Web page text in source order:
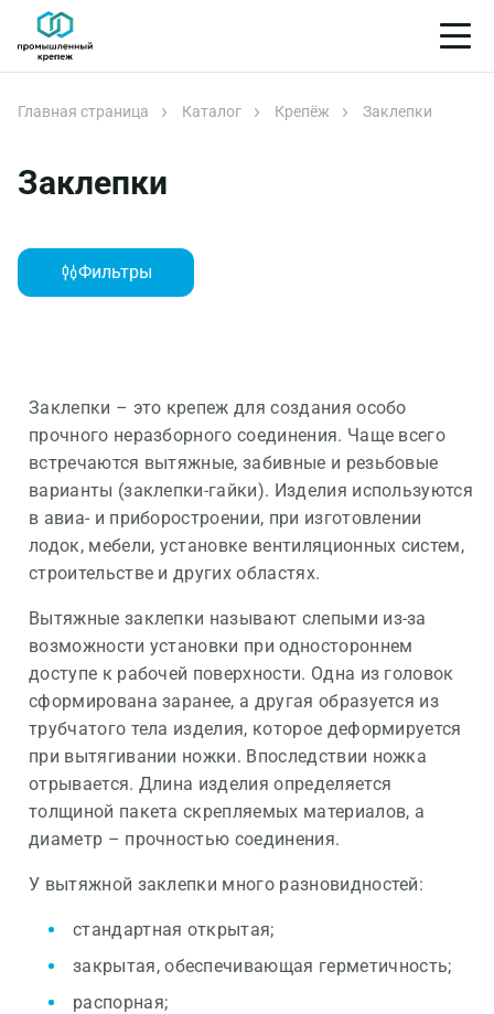
Главная страница Каталог Крепёж Заклепки
Заклепки
Фильтры
Заклепки – это крепеж для создания особо
прочного неразборного соединения. Чаще всего
встречаются вытяжные, забивные и резьбовые
варианты (заклепки-гайки). Изделия используются
в авиа- и приборостроении, при изготовлении
лодок, мебели, установке вентиляционных систем,
строительстве и других областях.
Вытяжные заклепки называют слепыми из-за
возможности установки при одностороннем
доступе к рабочей поверхности. Одна из головок
сформирована заранее, а другая образуется из
трубчатого тела изделия, которое деформируется
при вытягивании ножки. Впоследствии ножка
отрывается. Длина изделия определяется
толщиной пакета скрепляемых материалов, а
диаметр – прочностью соединения.
У вытяжной заклепки много разновидностей:
стандартная открытая;
закрытая, обеспечивающая герметичность;
распорная;